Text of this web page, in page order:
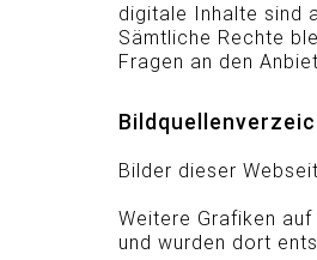
digitale Inhalte sind
Sämtliche Rechte
Fragen an den
Bilder dieser
Weitere Grafiken
und wurden dort